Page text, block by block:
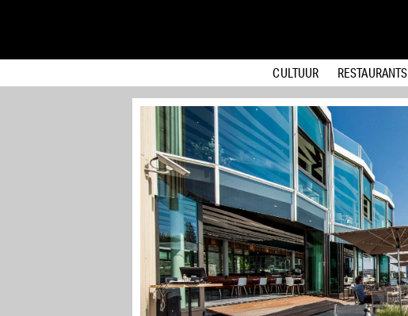
CULTUUR RESTAURANTS